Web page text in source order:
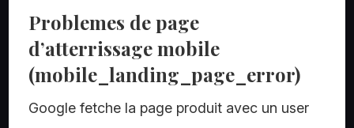
Problemes de page
d’atterrissage mobile
(mobile_landing_page_error)
Google fetche la page produit avec un user